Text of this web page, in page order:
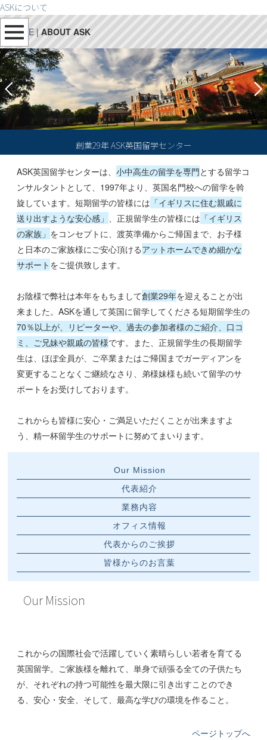
ASKについて
HOME | ABOUT ASK
創業29年 ASK英国留学センター
ASK英国留学センターは、小中高生の留学を専門とする留学コ
ンサルタントとして、 1997年より、英国名門校への留学を斡
旋しています。短期留学の皆様には 「イギリスに住む親戚に
送り出すような安心感」 、正規留学生の皆様には 「イギリス
の家族」 をコンセプトに、渡英準備からご帰国まで、お子様
と日本のご家族様にご安心頂けるアットホームできめ細かな
サポート をご提供致します。
お陰様で弊社は本年をもちまして創業29年を迎えることが出
来ました。ASKを通して英国に留学してくださる短期留学生の
70％以上が、リピーターや、過去の参加者様のご紹介、口コ
ミ、ご兄妹や親戚の皆様です。また、正規留学生の長期留学
生は、ほぼ全員が、ご卒業またはご帰国までガーディアンを
変更することなくご継続なさり、弟様妹様も続いて留学のサ
ポートをお受けしております。
これからも皆様に安心・ご満足いただくことが出来ますよ
う、精一杯留学生のサポートに努めてまいります。
Our Mission
代表紹介
業務内容
オフィス情報
代表からのご挨拶
皆様からのお言葉
Our Mission
これからの国際社会で活躍していく素晴らしい若者を育てる
英国留学。ご家族様を離れて、単身で頑張る全ての子供たち
が、それぞれの持つ可能性を最大限に引き出すことのでき
る、安心・安全、そして、最高な学びの環境を作ること。
ページトップへ